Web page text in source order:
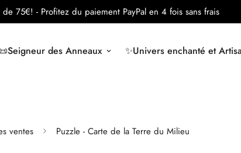
de 75€! - Profitez du paiement PayPal en 4 fois sans frais
des Anneaux ✨Univers enchanté et
ventes Puzzle - Carte de la Terre du Milieu